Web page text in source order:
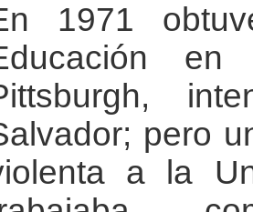
1971
pero
a la